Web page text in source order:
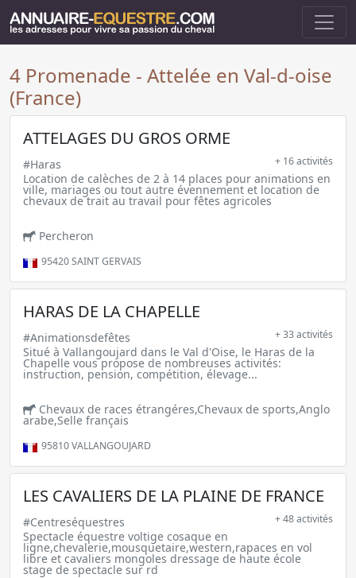
4 Promenade - Attelée en Val-d-oise
(France)
ATTELAGES DU GROS ORME
#Haras + 16 activités
Location de calèches de 2 à 14 places pour animations en
ville, mariages ou tout autre évennement et location de
chevaux de trait au travail pour fêtes agricoles
Percheron
95420SAINT GERVAIS
HARAS DE LA CHAPELLE
#Animationsdefêtes + 33 activités
Situé à Vallangoujard dans le Val d'Oise, le Haras de la
Chapelle vous propose de nombreuses activités:
instruction, pension, compétition, élevage...
Chevaux de races étrangéres,Chevaux de sports,Anglo
arabe,Selle français
95810VALLANGOUJARD
LES CAVALIERS DE LA PLAINE DE FRANCE
#Centreséquestres + 48 activités
Spectacle équestre voltige cosaque en
ligne,chevalerie,mousquetaire,western,rapaces en vol
libre et cavaliers mongoles dressage de haute école
stage de spectacle sur rd